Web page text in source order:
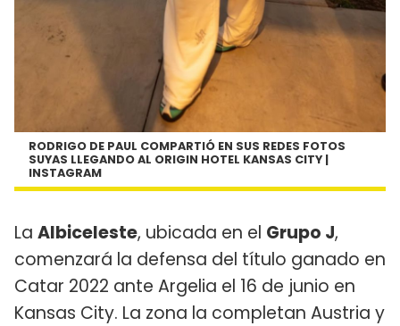
RODRIGO DE PAUL COMPARTIÓ EN SUS REDES FOTOS
SUYAS LLEGANDO AL ORIGIN HOTEL KANSAS CITY |
INSTAGRAM
La Albiceleste, ubicada en el Grupo J,
comenzará la defensa del título ganado en
Catar 2022 ante Argelia el 16 de junio en
Kansas City. La zona la completan Austria y